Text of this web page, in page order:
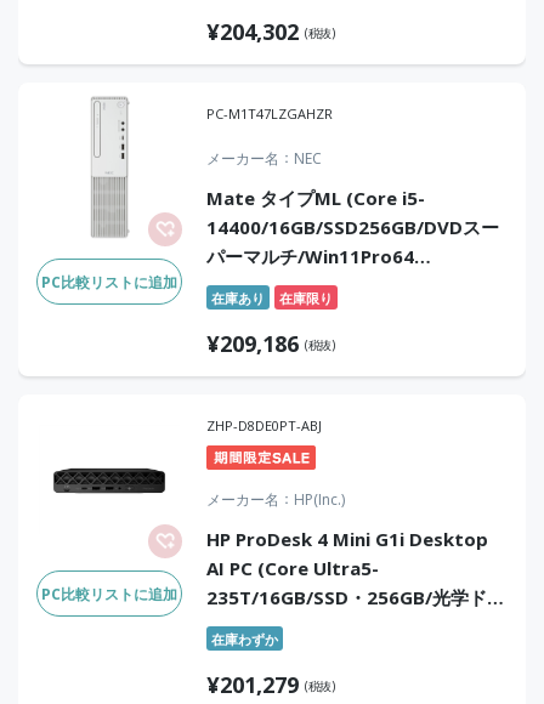
¥204,302 (税抜)
PC比較リストに追加
PC-M1T47LZGAHZR
メーカー名 NEC
Mate タイプML (Core i5-
14400/16GB/SSD256GB/DVDスー
パーマルチ/Win11Pro64
25H2/Office無)
在庫あり 在庫限り
¥209,186 (税抜)
PC比較リストに追加
ZHP-D8DE0PT-ABJ
メーカー名 HP(Inc.)
HP ProDesk 4 Mini G1i Desktop
AI PC (Core Ultra5-
235T/16GB/SSD・256GB/光学ドラ
イブなし/Win11Pro/Office Home
& Business 2024(DA版))
在庫わずか
¥201,279 (税抜)